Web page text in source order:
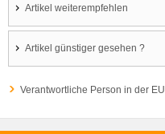
Artikel weiterempfehlen
Artikel günstiger gesehen ?
Verantwortliche Person in der EU